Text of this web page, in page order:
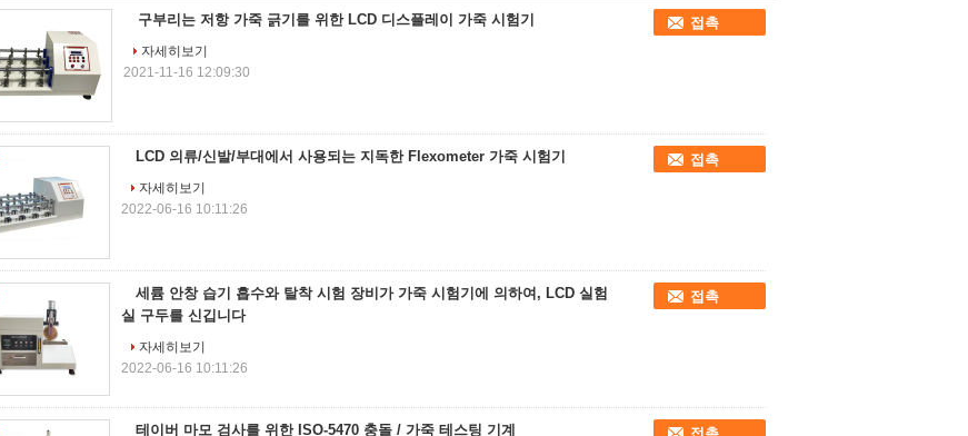
구부리는 저항 가죽 긁기를 위한 LCD 디스플레이 가죽 시험기 접촉
자세히보기
2021-11-16 12:09:30
LCD 의류/신발/부대에서 사용되는 지독한 Flexometer 가죽 시험기 접촉
자세히보기
2022-06-16 10:11:26
세륨 안창 습기 흡수와 탈착 시험 장비가 가죽 시험기에 의하여, LCD 실험
실 구두를 신깁니다
접촉
자세히보기
2022-06-16 10:11:26
테이버 마모 검사를 위한 ISO-5470 충돌 / 가죽 테스팅 기계